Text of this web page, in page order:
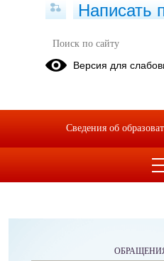
Лето - это
Лето 2023 лето
лето 2026
Написать
Версия для
Сведения об